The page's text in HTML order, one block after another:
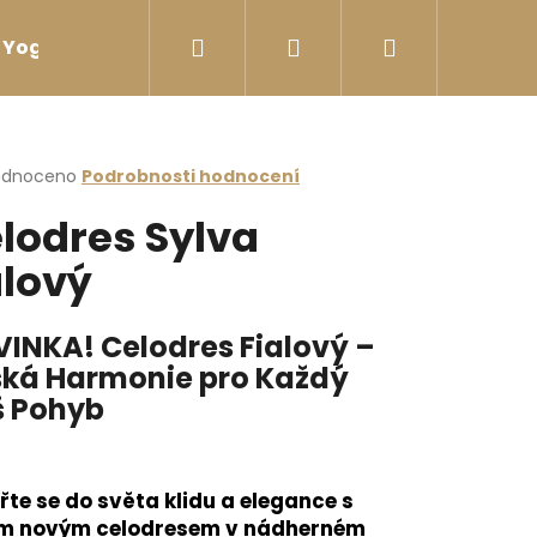
Yoga sport Láhve na vodu Yoga sport Termoska
Přihlášení
Podrobnosti hodnocení
Sylva
Celodres Fialový –
Harmonie pro Každý
Pohyb
se do světa klidu a elegance s
novým celodresem v nádherném
ZÁDY ČERNÁ